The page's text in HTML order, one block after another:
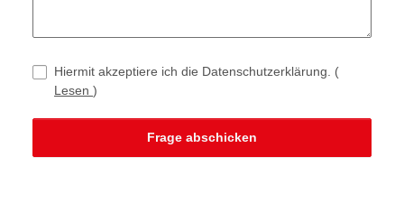
Hiermit akzeptiere ich die Datenschutzerklärung. (
Lesen )
Frage abschicken